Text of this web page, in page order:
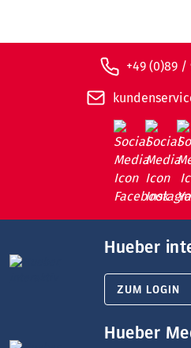
+49 (0)89 /
Hueber
ZUM LOGIN
Hueber